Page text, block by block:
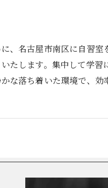
、名古屋市南区に自習
たします。集中して学習
落ち着いた環境で、効